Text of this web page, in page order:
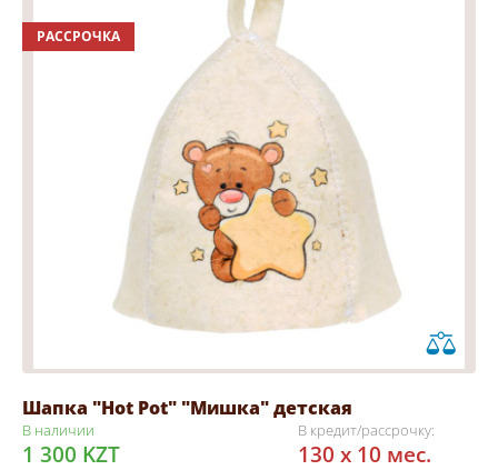
РАССРОЧКА
Шапка "Hot Pot" "Мишка" детская
В наличии
1 300 KZT
В кредит/рассрочку:
130 x 10 мес.